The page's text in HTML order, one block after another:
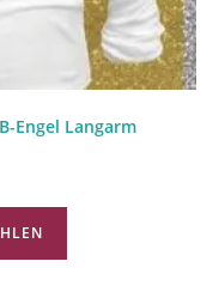
Engel Langarm